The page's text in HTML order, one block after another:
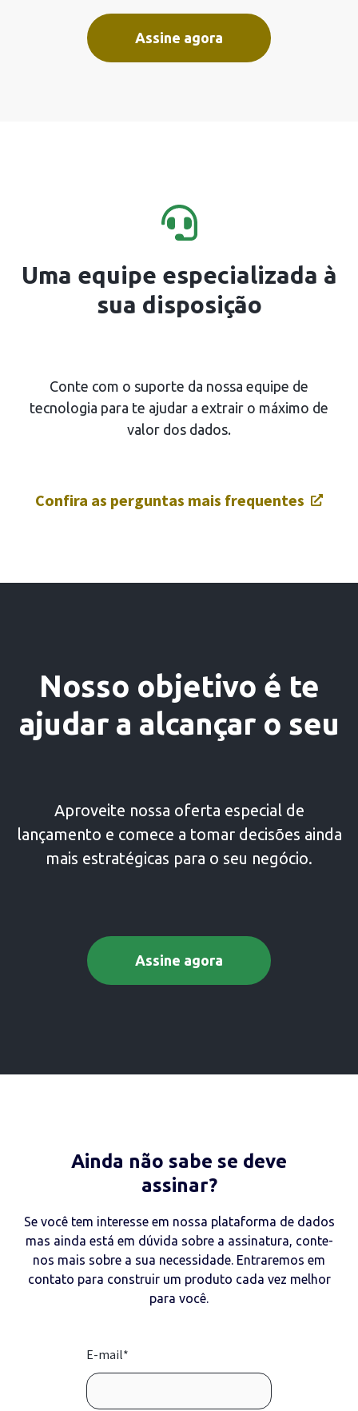
Assine agora
Uma equipe especializada à
sua disposição
Conte com o suporte da nossa equipe de
tecnologia para te ajudar a extrair o máximo de
valor dos dados.
Confira as perguntas mais frequentes
Nosso objetivo é te
ajudar a alcançar o seu
Aproveite nossa oferta especial de
lançamento e comece a tomar decisões ainda
mais estratégicas para o seu negócio.
Assine agora
Ainda não sabe se deve
assinar?
Se você tem interesse em nossa plataforma de dados
mas ainda está em dúvida sobre a assinatura, conte-
nos mais sobre a sua necessidade. Entraremos em
contato para construir um produto cada vez melhor
para você.
E-mail*